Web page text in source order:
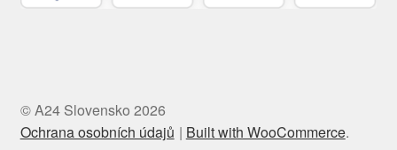
© A24 Slovensko 2026
Ochrana osobních údajů
Built with WooCommerce.